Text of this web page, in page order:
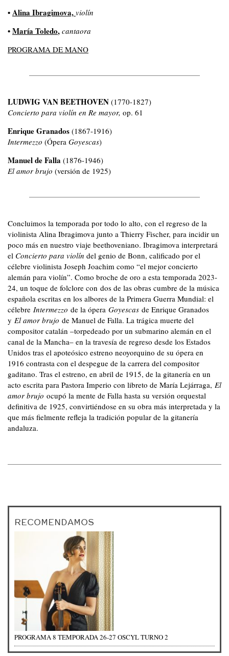
•Alina Ibragimova, violín
•María Toledo, cantaora
PROGRAMA DE MANO
LUDWIG VAN BEETHOVEN (1770-1827)
Concierto para violín en Re mayor, op. 61
Enrique Granados (1867-1916)
Intermezzo (Ópera Goyescas)
Manuel de Falla (1876-1946)
El amor brujo (versión de 1925)
Concluimos la temporada por todo lo alto, con el regreso de la
violinista Alina Ibragimova junto a Thierry Fischer, para incidir un
poco más en nuestro viaje beethoveniano. Ibragimova interpretará
el Concierto para violín del genio de Bonn, calificado por el
célebre violinista Joseph Joachim como “el mejor concierto
alemán para violín”. Como broche de oro a esta temporada 2023-
24, un toque de folclore con dos de las obras cumbre de la música
española escritas en los albores de la Primera Guerra Mundial: el
célebre Intermezzo de la ópera Goyescas de Enrique Granados
y El amor brujo de Manuel de Falla. La trágica muerte del
compositor catalán –torpedeado por un submarino alemán en el
canal de la Mancha– en la travesía de regreso desde los Estados
Unidos tras el apoteósico estreno neoyorquino de su ópera en
1916 contrasta con el despegue de la carrera del compositor
gaditano. Tras el estreno, en abril de 1915, de la gitanería en un
acto escrita para Pastora Imperio con libreto de María Lejárraga, El
amor brujo ocupó la mente de Falla hasta su versión orquestal
definitiva de 1925, convirtiéndose en su obra más interpretada y la
que más fielmente refleja la tradición popular de la gitanería
andaluza.
RECOMENDAMOS
PROGRAMA 8 TEMPORADA 26-27 OSCYL TURNO 2